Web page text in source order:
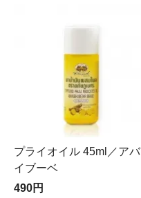
プライオイル 45ml／アバ
イブーベ
490円